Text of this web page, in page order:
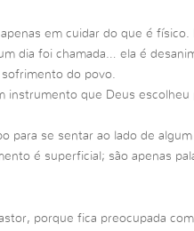
em cuidar do que é
dia foi chamada… ela é
do povo.
instrumento que Deus escolheu
para se sentar ao lado de
é superficial; são apenas
porque fica preocupada